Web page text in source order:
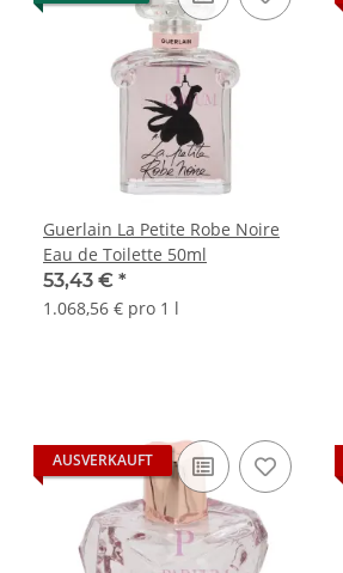
Guerlain La Petite Robe Noire
Eau de Toilette 50ml
53,43 € *
1.068,56 € pro 1 l
AUSVERKAUFT